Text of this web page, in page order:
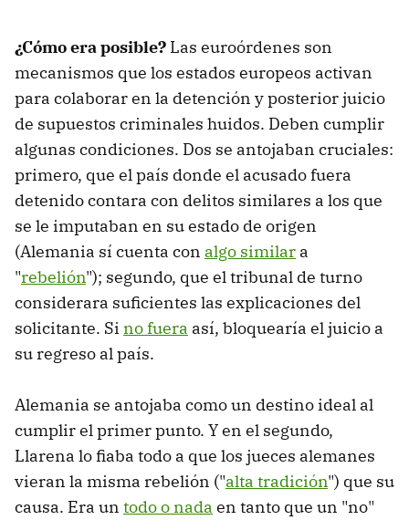
¿Cómo era posible? Las euroórdenes son
mecanismos que los estados europeos activan
para colaborar en la detención y posterior juicio
de supuestos criminales huidos. Deben cumplir
algunas condiciones. Dos se antojaban cruciales:
primero, que el país donde el acusado fuera
detenido contara con delitos similares a los que
se le imputaban en su estado de origen
(Alemania sí cuenta con algo similar a
"rebelión"); segundo, que el tribunal de turno
considerara suficientes las explicaciones del
solicitante. Si no fuera así, bloquearía el juicio a
su regreso al país.
Alemania se antojaba como un destino ideal al
cumplir el primer punto. Y en el segundo,
Llarena lo fiaba todo a que los jueces alemanes
vieran la misma rebelión ("alta tradición") que su
causa. Era un todo o nada en tanto que un "no"